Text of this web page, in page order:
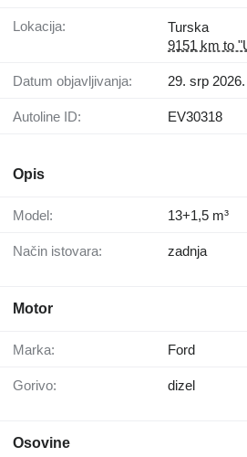
Lokacija:
Turska
9151 km to
Datum objavljivanja: 29. srp 2026.
Autoline ID: EV30318
Opis
Model: 13+1,5 m³
Način istovara: zadnja
Motor
Marka: Ford
Gorivo: dizel
Osovine